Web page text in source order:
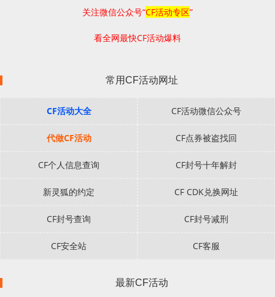
关注微信公众号“CF活动专区”
看全网最快CF活动爆料
常用CF活动网址
CF活动大全 CF活动微信公众号
代做CF活动 CF点券被盗找回
CF个人信息查询 CF封号十年解封
新灵狐的约定 CF CDK兑换网址
CF封号查询 CF封号减刑
CF安全站 CF客服
最新CF活动